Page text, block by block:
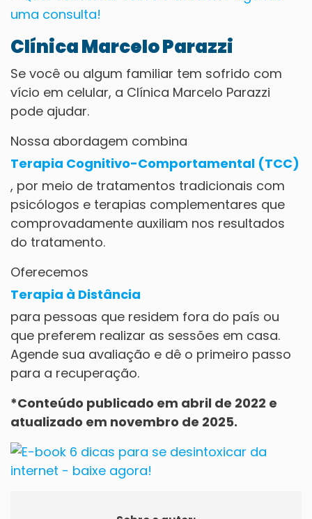
Clínica Marcelo Parazzi
Se você ou algum familiar tem sofrido com
vício em celular, a Clínica Marcelo Parazzi
pode ajudar.
Nossa abordagem combina
Terapia Cognitivo-Comportamental (TCC)
, por meio de tratamentos tradicionais com
psicólogos e terapias complementares que
comprovadamente auxiliam nos resultados
do tratamento.
Oferecemos
Terapia à Distância
para pessoas que residem fora do país ou
que preferem realizar as sessões em casa.
Agende sua avaliação e dê o primeiro passo
para a recuperação.
*Conteúdo publicado em abril de 2022 e
atualizado em novembro de 2025.